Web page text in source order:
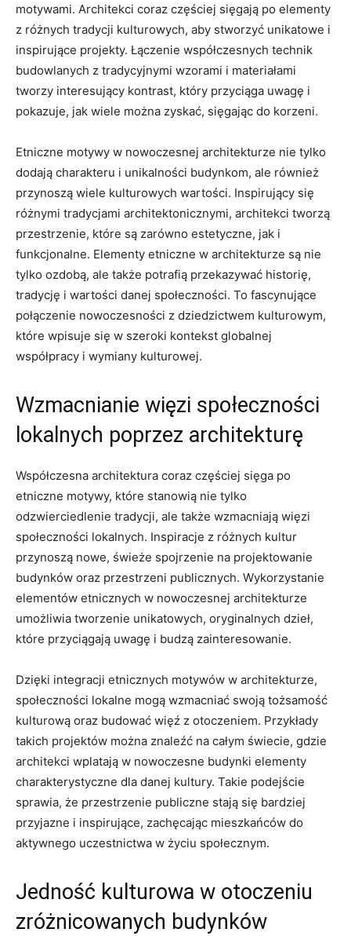
motywami. Architekci coraz ⁢częściej sięgają po elementy
z różnych tradycji⁢ kulturowych,⁣ aby stworzyć unikatowe i
inspirujące projekty. Łączenie współczesnych technik
budowlanych z tradycyjnymi wzorami i materiałami
tworzy ​interesujący kontrast, który przyciąga uwagę i
pokazuje, jak wiele można zyskać, sięgając do korzeni.
Etniczne motywy⁢ w nowoczesnej architekturze nie tylko
⁢dodają charakteru i unikalności⁤ budynkom, ale również
przynoszą wiele kulturowych wartości. Inspirujący się
różnymi tradycjami‌ architektonicznymi, architekci tworzą
przestrzenie, które są ​zarówno estetyczne, jak i
funkcjonalne. Elementy etniczne w architekturze są nie
tylko ozdobą,⁢ ale⁤ także⁣ potrafią przekazywać ⁤historię,
‍tradycję i wartości danej społeczności. To fascynujące
połączenie nowoczesności z dziedzictwem kulturowym,
które wpisuje się w szeroki kontekst globalnej
współpracy i wymiany‌ kulturowej.
Wzmacnianie⁢ więzi społeczności
lokalnych poprzez architekturę
Współczesna ‍architektura coraz częściej sięga po
etniczne motywy, które⁤ stanowią nie tylko
odzwierciedlenie tradycji, ale także wzmacniają więzi
społeczności lokalnych. Inspiracje ⁣z różnych kultur
przynoszą nowe, świeże spojrzenie na projektowanie
⁣budynków oraz przestrzeni publicznych. Wykorzystanie
elementów etnicznych w nowoczesnej architekturze⁤
umożliwia tworzenie unikatowych, oryginalnych dzieł,​
które przyciągają‌ uwagę i budzą zainteresowanie.
Dzięki integracji etnicznych motywów w architekturze,
społeczności ⁣lokalne mogą wzmacniać swoją tożsamość
kulturową oraz budować więź⁤ z otoczeniem. Przykłady
takich projektów można znaleźć na ⁣całym świecie, gdzie
architekci⁣ wplatają w nowoczesne budynki elementy
charakterystyczne dla ⁣danej kultury. Takie podejście
sprawia, ‍że przestrzenie publiczne stają​ się bardziej
przyjazne i inspirujące, zachęcając mieszkańców do
aktywnego ⁣uczestnictwa w życiu społecznym.
Jedność kulturowa w otoczeniu
zróżnicowanych budynków